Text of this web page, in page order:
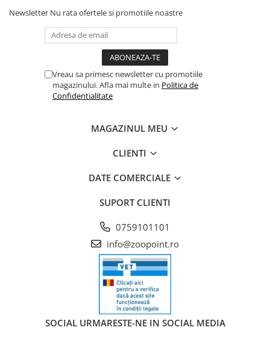
Newsletter Nu rata ofertele si promotiile noastre
Vreau sa primesc newsletter cu promotiile
magazinului. Afla mai multe in Politica de
Confidentialitate
MAGAZINUL MEU
CLIENTI
DATE COMERCIALE
SUPORT CLIENTI
0759101101
info@zoopoint.ro
SOCIAL URMARESTE-NE IN SOCIAL MEDIA